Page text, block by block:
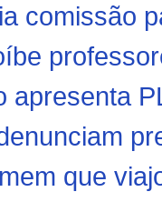
comissão
apresenta
que